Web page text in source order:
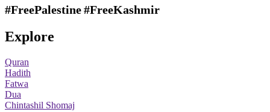
#FreePalestine#FreeKashmir
Explore
Quran
Hadith
Fatwa
Dua
Chintashil Shomaj